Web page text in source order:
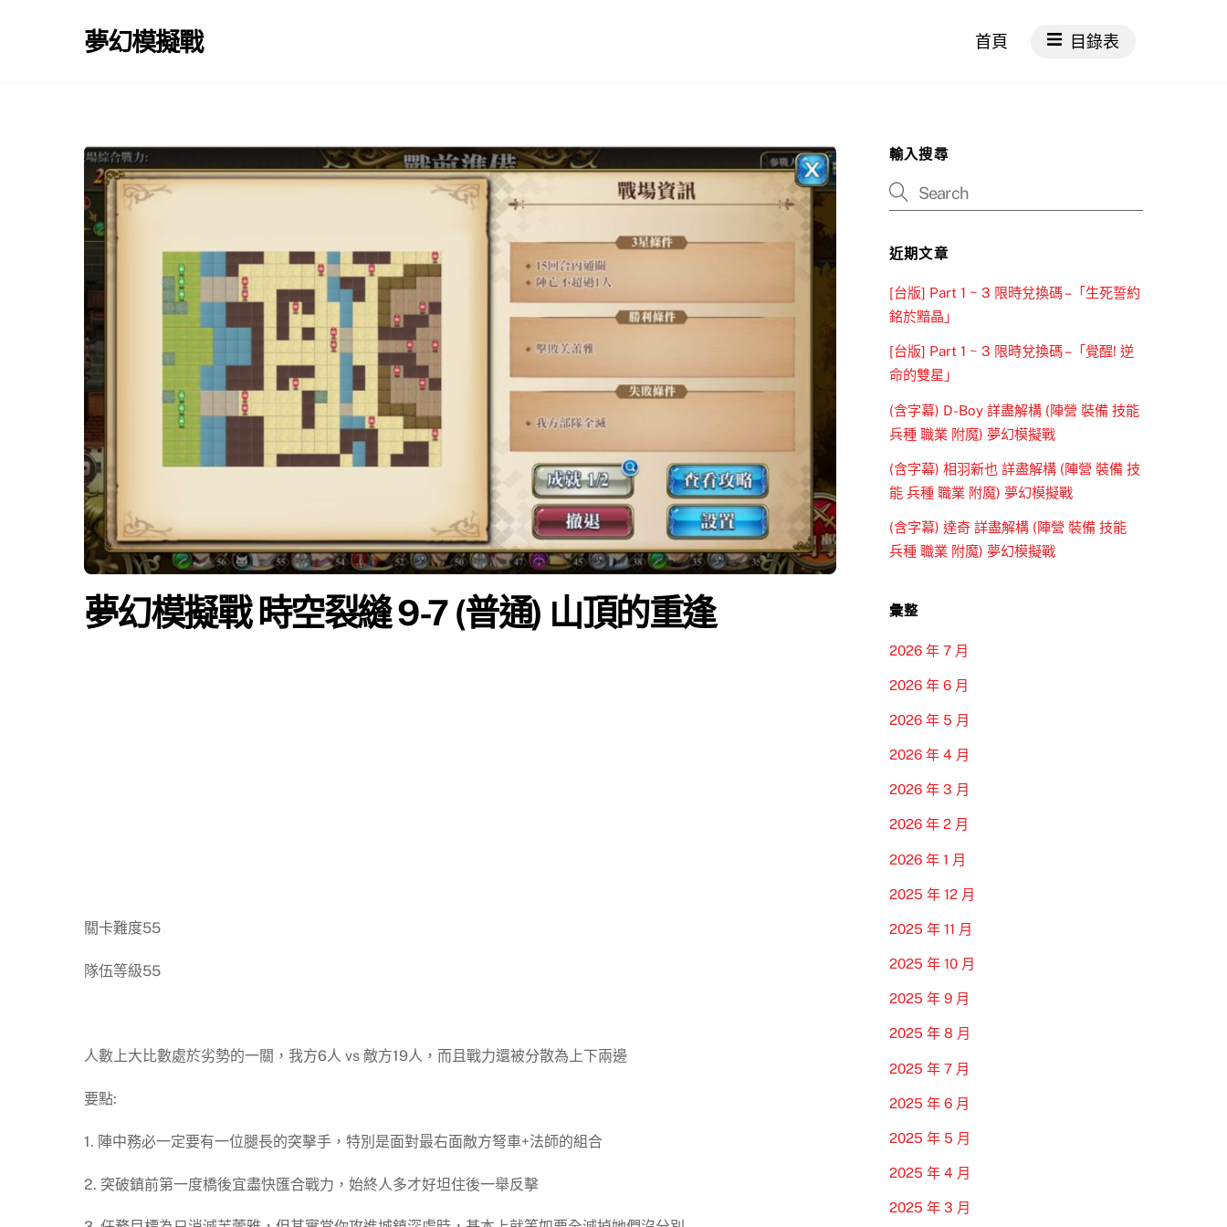
夢幻模擬戰 首頁 目錄表
夢幻模擬戰 時空裂縫 9-7 (普通) 山頂的重逢
關卡難度55
隊伍等級55
人數上大比數處於劣勢的一關，我方6人 vs 敵方19人，而且戰力還被分散為上下兩邊
要點:
1. 陣中務必一定要有一位腿長的突擊手，特別是面對最右面敵方弩車+法師的組合
2. 突破鎮前第一度橋後宜盡快匯合戰力，始終人多才好坦住後一舉反擊
輸入搜尋
近期文章
[台版] Part 1 ~ 3 限時兌換碼 –「生死誓約
銘於黯晶」
[台版] Part 1 ~ 3 限時兌換碼 –「覺醒! 逆
命的雙星」
(含字幕) D-Boy 詳盡解構 (陣營 裝備 技能
兵種 職業 附魔) 夢幻模擬戰
(含字幕) 相羽新也 詳盡解構 (陣營 裝備 技
能 兵種 職業 附魔) 夢幻模擬戰
(含字幕) 達奇 詳盡解構 (陣營 裝備 技能
兵種 職業 附魔) 夢幻模擬戰
彙整
2026 年 7 月
2026 年 6 月
2026 年 5 月
2026 年 4 月
2026 年 3 月
2026 年 2 月
2026 年 1 月
2025 年 12 月
2025 年 11 月
2025 年 10 月
2025 年 9 月
2025 年 8 月
2025 年 7 月
2025 年 6 月
2025 年 5 月
2025 年 4 月
2025 年 3 月